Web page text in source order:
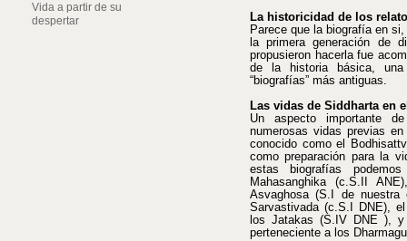
La historicidad de los
Parece que la biografía en
la primera generación de
propusieron hacerla fue
de la historia básica,
“biografías” más antiguas.
Las vidas de Siddharta en
Un aspecto importante
numerosas vidas previas
conocido como el
como preparación para la
estas biografías
Mahasanghika (c.S.II
Asvaghosa (S.I de
Sarvastivada (c.S.I DNE),
los Jatakas (S.IV DNE ), y
perteneciente a los
Vida a partir de su
despertar